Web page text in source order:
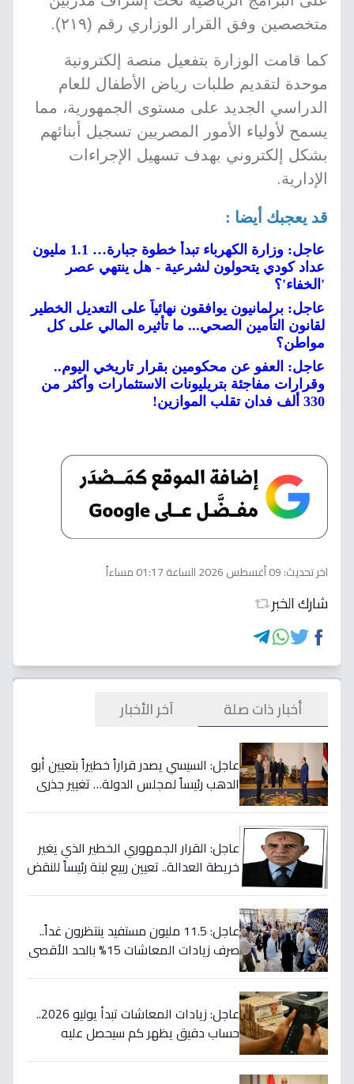
متخصصين وفق القرار الوزاري رقم (٢١٩).
كما قامت الوزارة بتفعيل منصة إلكترونية
موحدة لتقديم طلبات رياض الأطفال للعام
الدراسي الجديد على مستوى الجمهورية، مما
يسمح لأولياء الأمور المصريين تسجيل أبنائهم
بشكل إلكتروني بهدف تسهيل الإجراءات
الإدارية.
قد يعجبك أيضا :
عاجل: وزارة الكهرباء تبدأ خطوة جبارة… 1.1 مليون
عداد كودي يتحولون لشرعية - هل ينتهي عصر
'الخفاء'؟
عاجل: برلمانيون يوافقون نهائياً على التعديل الخطير
لقانون التأمين الصحي... ما تأثيره المالي على كل
مواطن؟
عاجل: العفو عن محكومين بقرار تاريخي اليوم..
وقرارات مفاجئة بتريليونات الاستثمارات وأكثر من
330 ألف فدان تقلب الموازين!
اخر تحديث:09 أغسطس 2026 الساعة 01:17 مساءاً
شارك الخبر
أخبار ذات صلة آخر الأخبار
عاجل: السيسي يصدر قراراً خطيراً بتعيين أبو
الدهب رئيساً لمجلس الدولة… تغيير جذري
عاجل: القرار الجمهوري الخطير الذي يغير
خريطة العدالة.. تعيين ربيع لبنة رئيساً للنقض
عاجل: 11.5 مليون مستفيد ينتظرون غداً..
صرف زيادات المعاشات 15% بالحد الأقصى
عاجل: زيادات المعاشات تبدأ يوليو 2026..
حساب دقيق يظهر كم سيحصل عليه